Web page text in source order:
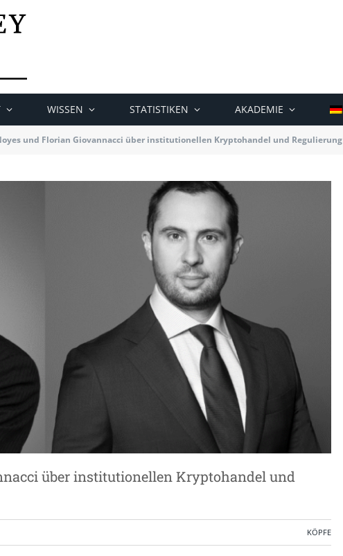
WISSEN STATISTIKEN AKADEMIE
und Florian Giovannacci über institutionellen Kryptohandel und Regulierung
über institutionellen Kryptohandel und
KÖPFE